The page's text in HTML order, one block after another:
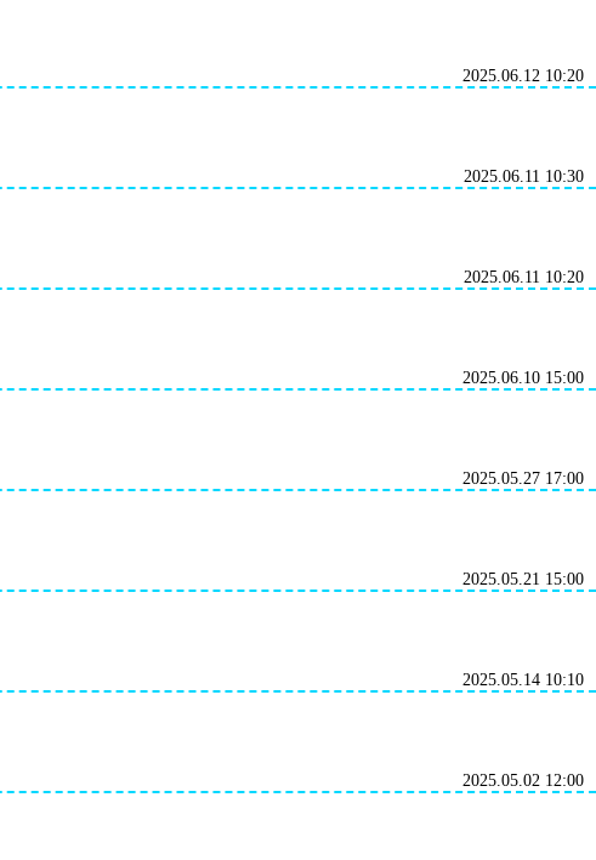
2025.06.12 10:20
2025.06.11 10:30
2025.06.11 10:20
2025.06.10 15:00
2025.05.27 17:00
2025.05.21 15:00
2025.05.14 10:10
2025.05.02 12:00